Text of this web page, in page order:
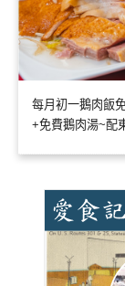
每月初一鵝肉飯
+免費鵝肉湯~配